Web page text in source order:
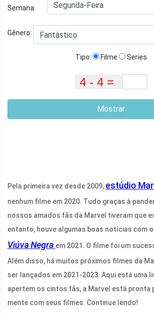
Semana:
Gênero:
Tipo: Filme Series
Mostrar
Pela primeira vez desde 2009, estúdio
nenhum filme em 2020. Tudo graças à
nossos amados fãs da Marvel tiveram que
entanto, houve algumas boas notícias com
Viúva Negra em 2021. O filme foi um
Além disso, há muitos próximos filmes da
ser lançados em 2021-2023. Aqui está uma
apertem os cintos fãs, a Marvel está pronta
mente com seus filmes. Continue lendo!